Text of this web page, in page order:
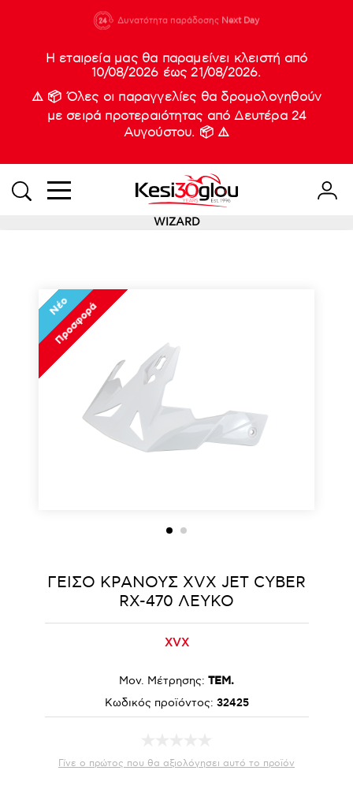
210 88 21
933
Δυνατότητα παράδοσης Next Day
Νέες
Η εταιρεία μας θα παραμείνει κλειστή από
10/08/2026 έως 21/08/2026.
⚠️ 📦 Όλες οι παραγγελίες θα δρομολογηθούν
με σειρά προτεραιότητας από Δευτέρα 24
Αυγούστου. 📦 ⚠️
WIZARD
Νέο
Προσφορά
ΓΕΙΣΟ ΚΡΑΝΟΥΣ ΧVΧ JET CYBER
RX-470 ΛΕΥΚΟ
XVX
Μον. Μέτρησης: ΤΕΜ.
Κωδικός προϊόντος: 32425
Γίνε ο πρώτος που θα αξιολόγησει αυτό το προϊόν